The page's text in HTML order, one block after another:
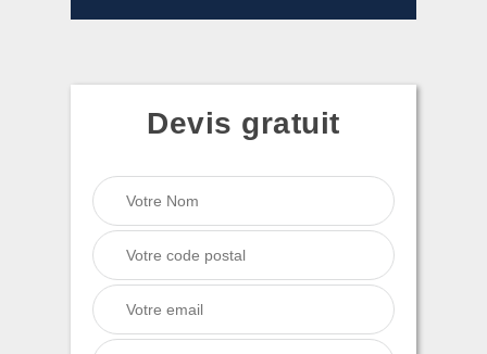
Devis gratuit